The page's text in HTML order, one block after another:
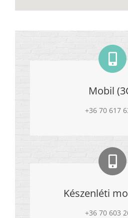
Mobil
+36 70 617
Készenléti
+36 70 603